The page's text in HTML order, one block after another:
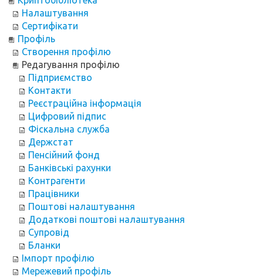
Налаштування
Сертифікати
Профіль
Створення профілю
Редагування профілю
Підприємство
Контакти
Реєстраційна інформація
Цифровий підпис
Фіскальна служба
Держстат
Пенсійний фонд
Банківські рахунки
Контрагенти
Працівники
Поштові налаштування
Додаткові поштові налаштування
Супровід
Бланки
Імпорт профілю
Мережевий профіль